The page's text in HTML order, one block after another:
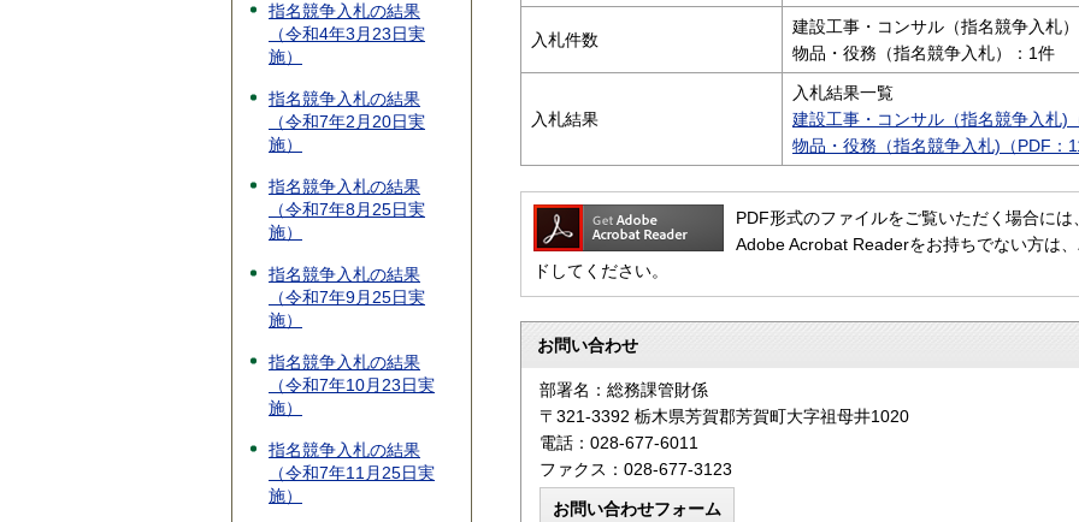
指名競争入札の結果
（令和4年3月23日実
施）
指名競争入札の結果
（令和7年2月20日実
施）
指名競争入札の結果
（令和7年8月25日実
施）
指名競争入札の結果
（令和7年9月25日実
施）
指名競争入札の結果
（令和7年10月23日実
施）
指名競争入札の結果
（令和7年11月25日実
施）
入札件数
建設工事・コンサル（指名競争入札
物品・役務（指名競争入札）：1件
入札結果
入札結果一覧
建設工事・コンサル（指名競争入札)
物品・役務（指名競争入札)（PDF：
PDF形式のファイルをご覧いただく場合に
Adobe Acrobat Readerをお持ちでない方は
ドしてください。
お問い合わせ
部署名：総務課管財係
〒321-3392 栃木県芳賀郡芳賀町大字祖母井1020
電話：028-677-6011
ファクス：028-677-3123